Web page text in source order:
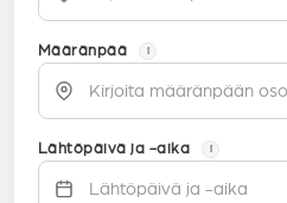
Määränpää i
Lähtöpäivä ja -aika i